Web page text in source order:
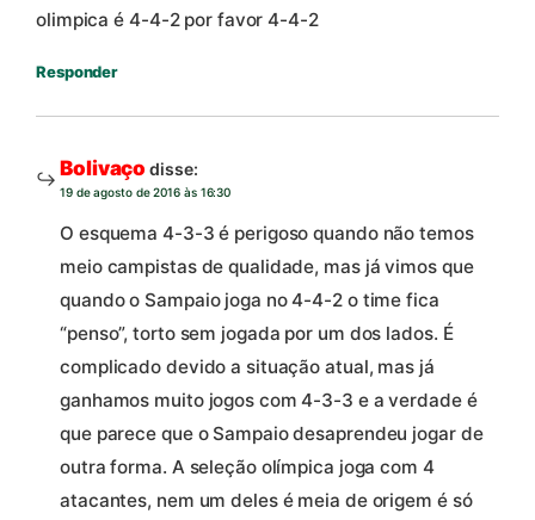
olimpica é 4-4-2 por favor 4-4-2
Responder
Bolivaço disse:
19 de agosto de 2016 às 16:30
O esquema 4-3-3 é perigoso quando não temos
meio campistas de qualidade, mas já vimos que
quando o Sampaio joga no 4-4-2 o time fica
“penso”, torto sem jogada por um dos lados. É
complicado devido a situação atual, mas já
ganhamos muito jogos com 4-3-3 e a verdade é
que parece que o Sampaio desaprendeu jogar de
outra forma. A seleção olímpica joga com 4
atacantes, nem um deles é meia de origem é só